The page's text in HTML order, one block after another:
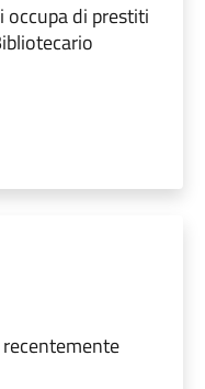
occupa di prestiti